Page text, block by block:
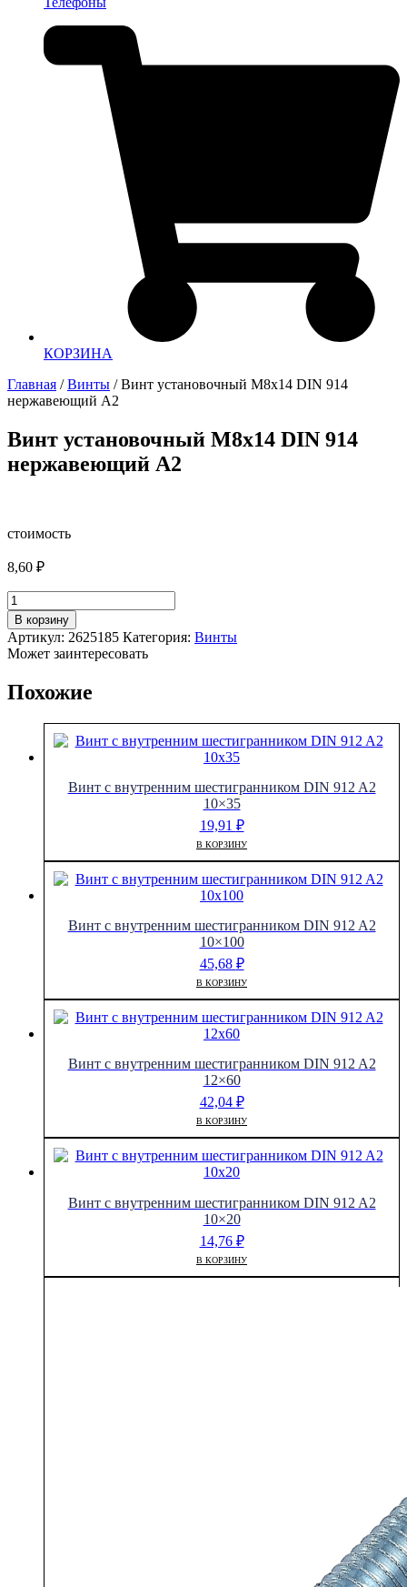
КОРЗИНА
Главная /Винты / Винт установочный М8х14 DIN 914
нержавеющий А2
Винт установочный М8х14 DIN 914
нержавеющий А2
стоимость
8,60 ₽
Количество
товара
Винт
установочный
М8х14
914
В корзину
Артикул: 2625185 Категория: Винты
Может заинтересовать
Похожие
Винт с внутренним шестигранником DIN 912 A2
10×35
19,91 ₽
В КОРЗИНУ
Винт с внутренним шестигранником DIN 912 A2
10×100
45,68 ₽
В КОРЗИНУ
Винт с внутренним шестигранником DIN 912 A2
12×60
42,04 ₽
В КОРЗИНУ
Винт с внутренним шестигранником DIN 912 A2
10×20
14,76 ₽
В КОРЗИНУ